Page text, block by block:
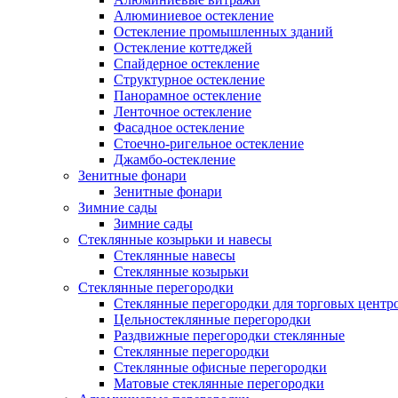
Алюминиевое остекление
Остекление промышленных зданий
Остекление коттеджей
Спайдерное остекление
Структурное остекление
Панорамное остекление
Ленточное остекление
Фасадное остекление
Стоечно-ригельное остекление
Джамбо-остекление
Зенитные фонари
Зенитные фонари
Зимние сады
Зимние сады
Стеклянные козырьки и навесы
Стеклянные навесы
Стеклянные козырьки
Стеклянные перегородки
Стеклянные перегородки для торговых
Цельностеклянные перегородки
Раздвижные перегородки стеклянные
Стеклянные перегородки
Стеклянные офисные перегородки
Матовые стеклянные перегородки